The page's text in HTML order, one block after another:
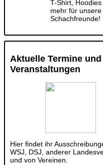
T-Shirt, Hoodies
mehr für unsere
Schachfreunde!
Aktuelle Termine und
Veranstaltungen
Hier findet ihr
WSJ, DSJ, anderer
und von Vereinen.